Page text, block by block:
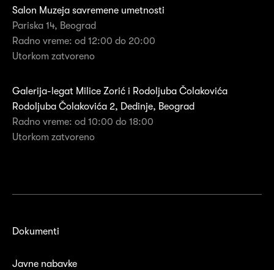
Salon Muzeja savremene umetnosti
Pariska 14, Beograd
Radno vreme: od 12:00 do 20:00
Utorkom zatvoreno
Galerija-legat Milice Zorić i Rodoljuba Čolakovića
Rodoljuba Čolakovića 2, Dedinje, Beograd
Radno vreme: od 10:00 do 18:00
Utorkom zatvoreno
Dokumenti
Javne nabavke